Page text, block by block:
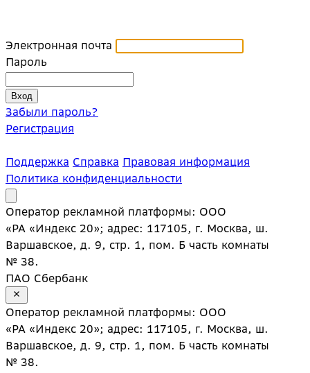
Электронная почта
Пароль
Забыли пароль?
Регистрация
Поддержка Справка Правовая информация
Политика конфиденциальности
Оператор рекламной платформы: ООО
«РА «Индекс 20»; адрес: 117105, г. Москва, ш.
Варшавское, д. 9, стр. 1, пом. Б часть комнаты
№ 38.
ПАО Сбербанк
Оператор рекламной платформы: ООО
«РА «Индекс 20»; адрес: 117105, г. Москва, ш.
Варшавское, д. 9, стр. 1, пом. Б часть комнаты
№ 38.